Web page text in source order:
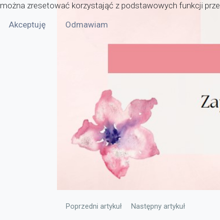
Poprzedni artykuł: Plan lekcji dla dorosłych
Poprzedni artykuł Następny artykuł: Plan
Następny artykuł
można zresetować korzystająć z podstawowych funkcji
Akceptuję
Odmawiam